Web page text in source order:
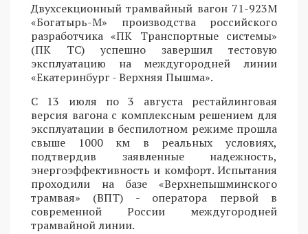
Двухсекционный трамвайный вагон 71-923М
«Богатырь-М» производства российского
разработчика «ПК Транспортные системы»
(ПК ТС) успешно завершил тестовую
эксплуатацию на междугородней линии
«Екатеринбург - Верхняя Пышма».
С 13 июля по 3 августа рестайлинговая
версия вагона с комплексным решением для
эксплуатации в беспилотном режиме прошла
свыше 1000 км в реальных условиях,
подтвердив заявленные надежность,
энергоэффективность и комфорт. Испытания
проходили на базе «Верхнепышминского
трамвая» (ВПТ) - оператора первой в
современной России междугородней
трамвайной линии.